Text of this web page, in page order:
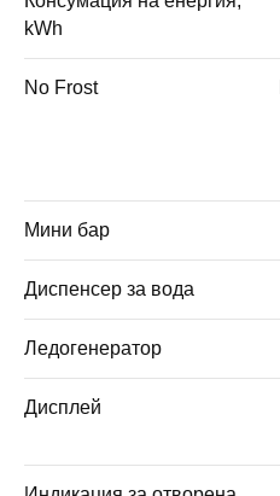
kWh
No Frost
Мини бар
Диспенсер за вода
Ледогенератор
Дисплей